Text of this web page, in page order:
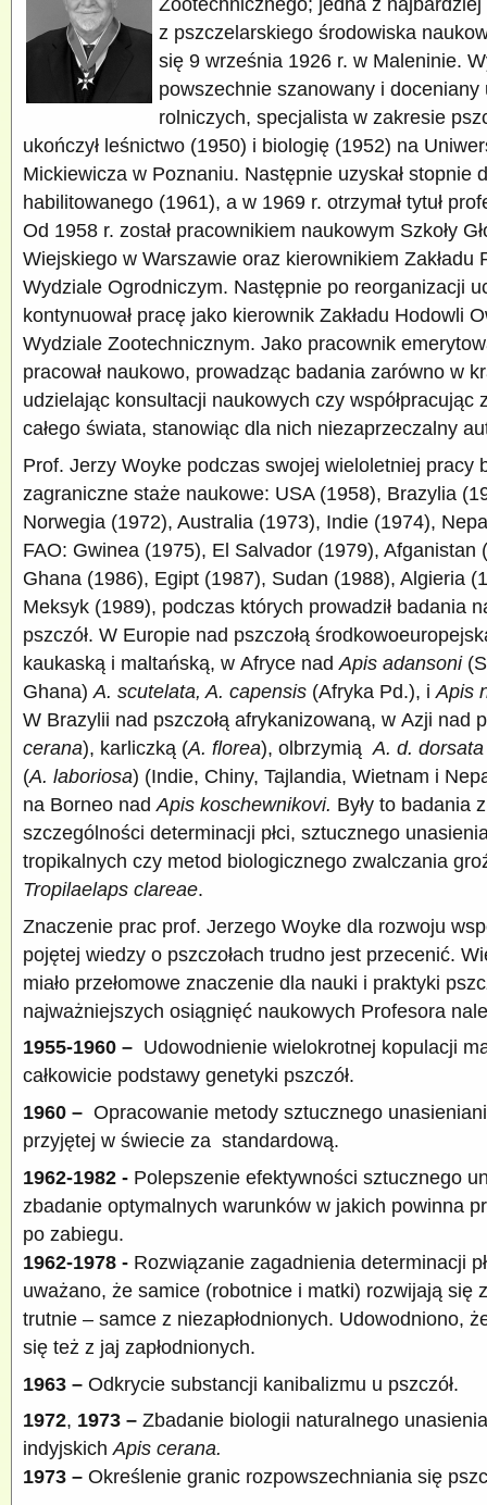
Zootechnicznego; jedna z
z pszczelarskiego środowiska
się 9 września 1926 r. w Maleninie.
powszechnie szanowany i
rolniczych, specjalista w zakresie
ukończył leśnictwo (1950) i biologię (1952) na
Mickiewicza w Poznaniu. Następnie uzyskał stopnie
habilitowanego (1961), a w 1969 r. otrzymał tytuł
Od 1958 r. został pracownikiem naukowym Szkoły
Wiejskiego w Warszawie oraz kierownikiem Zakładu
Wydziale Ogrodniczym. Następnie po reorganizacji
kontynuował pracę jako kierownik Zakładu Hodowli
Wydziale Zootechnicznym. Jako pracownik
pracował naukowo, prowadząc badania zarówno w
udzielając konsultacji naukowych czy współpracując
całego świata, stanowiąc dla nich niezaprzeczalny
Prof. Jerzy Woyke podczas swojej wieloletniej pracy
zagraniczne staże naukowe: USA (1958), Brazylia
Norwegia (1972), Australia (1973), Indie (1974),
FAO: Gwinea (1975), El Salvador (1979), Afganistan
Ghana (1986), Egipt (1987), Sudan (1988), Algieria
Meksyk (1989), podczas których prowadził badania
pszczół. W Europie nad pszczołą
kaukaską i maltańską, w Afryce nad Apis adansoni
Ghana) A. scutelata, A. capensis (Afryka Pd.), i Apis
W Brazylii nad pszczołą afrykanizowaną, w Azji nad
cerana), karliczką (A. florea), olbrzymią A. d. dorsata
(A. laboriosa) (Indie, Chiny, Tajlandia, Wietnam i
na Borneo nad Apis koschewnikovi. Były to badania
szczególności determinacji płci, sztucznego
tropikalnych czy metod biologicznego zwalczania
Tropilaelaps clareae.
Znaczenie prac prof. Jerzego Woyke dla rozwoju
pojętej wiedzy o pszczołach trudno jest przecenić.
miało przełomowe znaczenie dla nauki i praktyki
najważniejszych osiągnięć naukowych Profesora
1955-1960 – Udowodnienie wielokrotnej kopulacji
całkowicie podstawy genetyki pszczół.
1960 – Opracowanie metody sztucznego
przyjętej w świecie za standardową.
1962-1982 - Polepszenie efektywności sztucznego
zbadanie optymalnych warunków w jakich powinna
po zabiegu.
1962-1978 - Rozwiązanie zagadnienia determinacji
uważano, że samice (robotnice i matki) rozwijają się
trutnie – samce z niezapłodnionych. Udowodniono,
się też z jaj zapłodnionych.
1963 – Odkrycie substancji kanibalizmu u pszczół.
1972, 1973 – Zbadanie biologii naturalnego
indyjskichApis cerana.
1973 – Określenie granic rozpowszechniania się